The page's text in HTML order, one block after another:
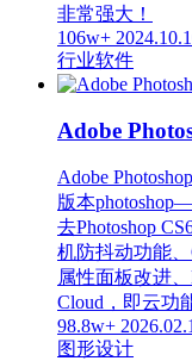
非常强大！
106w+
行业软件
Adobe
Adobe
版本
去Photoshop
机防抖动功能、
属性面板改进
Cloud，即云功
98.8w+
图形设计